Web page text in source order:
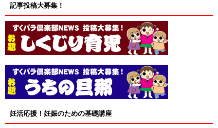
記事投稿大募集！
妊活応援！妊娠のための基礎講座